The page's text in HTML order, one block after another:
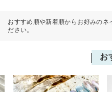
おすすめ順や新着順からお好みのネ
ださい。
お